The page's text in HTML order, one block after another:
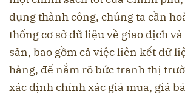
dụng thành công, chúng ta cần
thống cơ sở dữ liệu về giao dịch
sản, bao gồm cả việc liên kết dữ
hàng, để nắm rõ bức tranh thị
xác định chính xác giá mua, giá